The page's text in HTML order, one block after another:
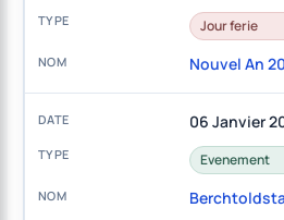
Jour ferie
Nouvel An
06 Janvier
Evenement